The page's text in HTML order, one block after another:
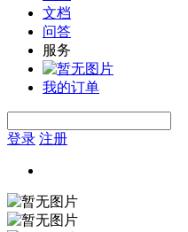
文档
问答
服务
我的订单
登录 注册